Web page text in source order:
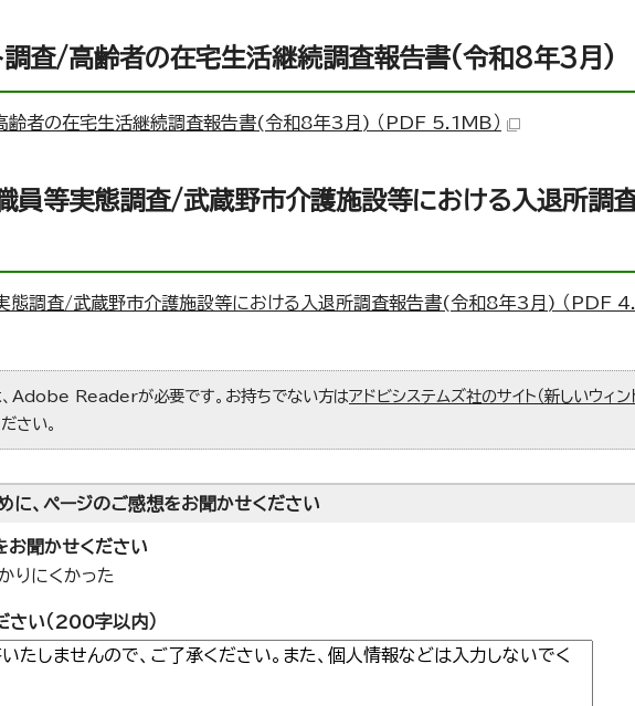
調査/高齢者の在宅生活継続調査報告書(令和8年3月)
齢者の在宅生活継続調査報告書(令和8年3月) （PDF 5.1MB）
員等実態調査/武蔵野市介護施設等における入退所調
態調査/武蔵野市介護施設等における入退所調査報告書(令和8年3月) （PDF
、Adobe Readerが必要です。お持ちでない方はアドビシステムズ社のサイト（新しいウィン
さい。
に、ページのご感想をお聞かせください
お聞かせください
りにくかった
さい（200字以内）